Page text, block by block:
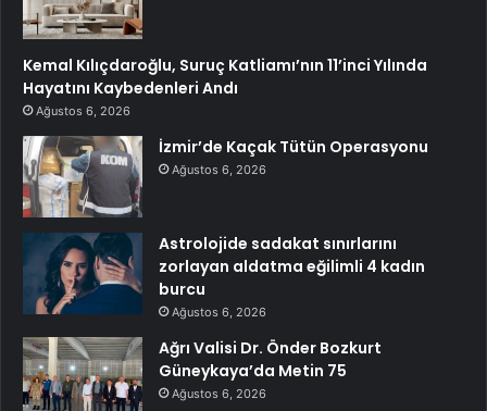
Kemal Kılıçdaroğlu, Suruç Katliamı’nın 11’inci Yılında
Hayatını Kaybedenleri Andı
Ağustos 6, 2026
İzmir’de Kaçak Tütün Operasyonu
Ağustos 6, 2026
Astrolojide sadakat sınırlarını
zorlayan aldatma eğilimli 4 kadın
burcu
Ağustos 6, 2026
Ağrı Valisi Dr. Önder Bozkurt
Güneykaya’da Metin 75
Ağustos 6, 2026